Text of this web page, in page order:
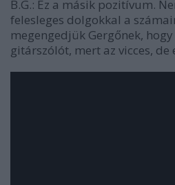
B.G.: Ez a másik pozitívum.
felesleges dolgokkal a
megengedjük Gergőnek,
gitárszólót, mert az vicces, de